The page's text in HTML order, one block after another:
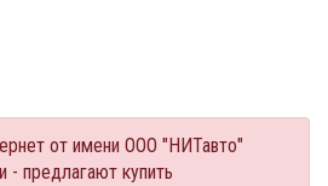
от имени ООО "НИТавто"
предлагают купить